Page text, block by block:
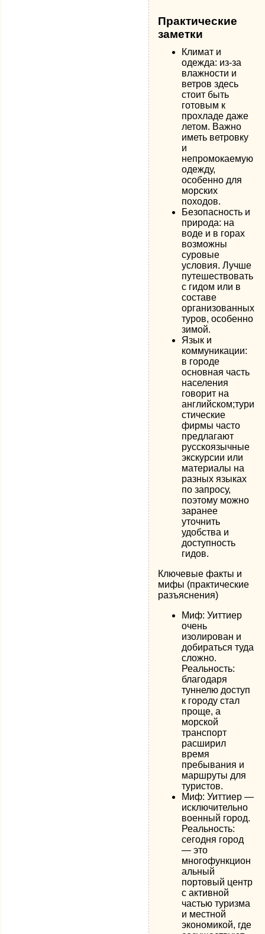
Практические
заметки
Климат и
одежда: из-за
влажности и
ветров здесь
стоит быть
готовым к
прохладе даже
летом. Важно
иметь ветровку
и
непромокаемую
одежду,
особенно для
морских
походов.
Безопасность и
природа: на
воде и в горах
возможны
суровые
условия. Лучше
путешествовать
с гидом или в
составе
организованных
туров, особенно
зимой.
Язык и
коммуникации:
в городе
основная часть
населения
говорит на
английском;тури
стические
фирмы часто
предлагают
русскоязычные
экскурсии или
материалы на
разных языках
по запросу,
поэтому можно
заранее
уточнить
удобства и
доступность
гидов.
Ключевые факты и
мифы (практические
разъяснения)
Миф: Уиттиер
очень
изолирован и
добираться туда
сложно.
Реальность:
благодаря
туннелю доступ
к городу стал
проще, а
морской
транспорт
расширил
время
пребывания и
маршруты для
туристов.
Миф: Уиттиер —
исключительно
военный город.
Реальность:
сегодня город
— это
многофункцион
альный
портовый центр
с активной
частью туризма
и местной
экономикой, где